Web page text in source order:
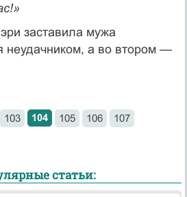
заставила мужа
неудачником, а во втором —
103 104 105 106
107
статьи: